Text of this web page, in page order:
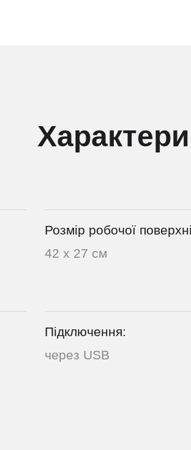
Розмір робочої
42 х 27 см
Підключення:
через USB